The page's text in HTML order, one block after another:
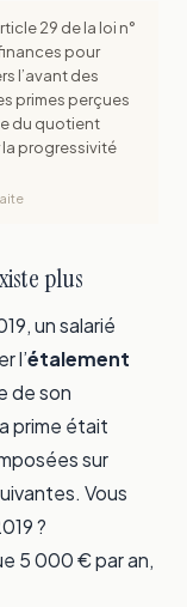
29 de la loi n°
pour
l’avant des
primes perçues
du quotient
la progressivité
plus
un salarié
l’étalement
de son
prime était
sur
Vous
?
5 000 € par an,